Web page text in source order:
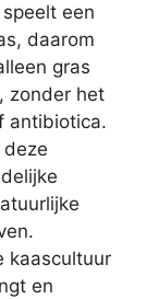
een
daarom
gras
zonder het
antibiotica.
kaascultuur
en